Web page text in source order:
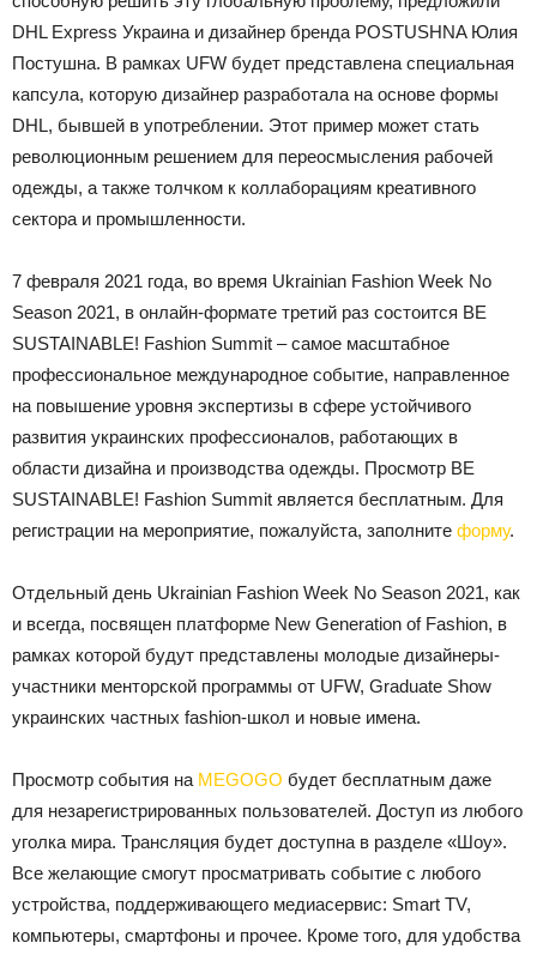
DHL Express Украина и дизайнер бренда POSTUSHNA Юлия
Постушна. В рамках UFW будет представлена специальная
капсула, которую дизайнер разработала на основе формы
DHL, бывшей в употреблении. Этот пример может стать
революционным решением для переосмысления рабочей
одежды, а также толчком к коллаборациям креативного
сектора и промышленности.
7 февраля 2021 года, во время Ukrainian Fashion Week No
Season 2021, в онлайн-формате третий раз состоится BE
SUSTAINABLE! Fashion Summit – самое масштабное
профессиональное международное событие, направленное
на повышение уровня экспертизы в сфере устойчивого
развития украинских профессионалов, работающих в
области дизайна и производства одежды. Просмотр BE
SUSTAINABLE! Fashion Summit является бесплатным. Для
регистрации на мероприятие, пожалуйста, заполните форму.
Отдельный день Ukrainian Fashion Week No Season 2021, как
и всегда, посвящен платформе New Generation of Fashion, в
рамках которой будут представлены молодые дизайнеры-
участники менторской программы от UFW, Graduate Show
украинских частных fashion-школ и новые имена.
Просмотр события на MEGOGO будет бесплатным даже
для незарегистрированных пользователей. Доступ из любого
уголка мира. Трансляция будет доступна в разделе «Шоу».
Все желающие смогут просматривать событие с любого
устройства, поддерживающего медиасервис: Smart TV,
компьютеры, смартфоны и прочее. Кроме того, для удобства